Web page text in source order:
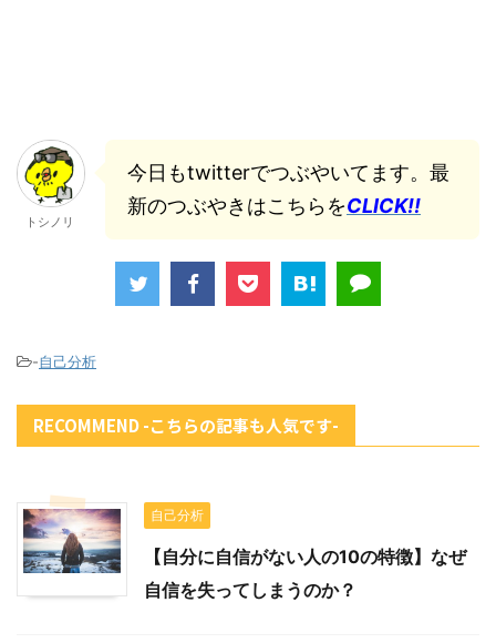
トシノリ
今日もtwitterでつぶやいてます。最
新のつぶやきはこちらをCLICK!!
-自己分析
RECOMMEND -こちらの記事も人気です-
自己分析
【自分に自信がない人の10の特徴】なぜ
自信を失ってしまうのか？